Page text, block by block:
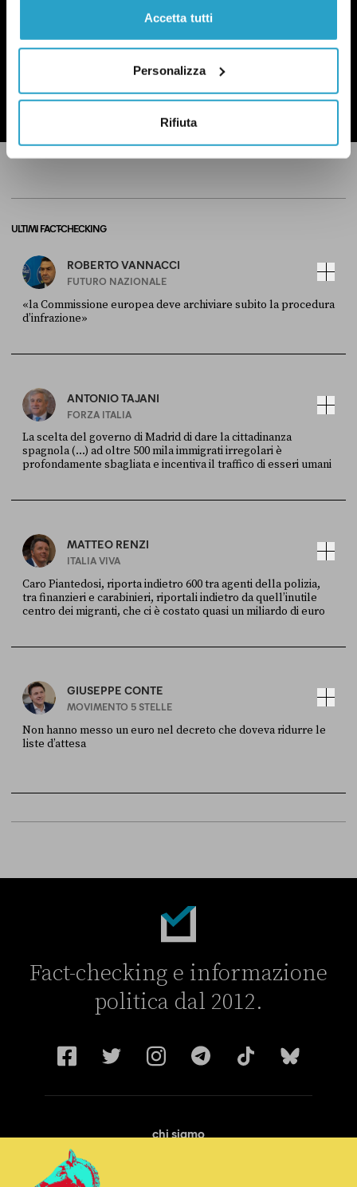
Accetta tutti
Personalizza
Rifiuta
ISCRIVITI
ULTIMI FACT-CHECKING
ROBERTO VANNACCI
FUTURO NAZIONALE
«la Commissione europea deve archiviare subito la procedura
d’infrazione»
ANTONIO TAJANI
FORZA ITALIA
La scelta del governo di Madrid di dare la cittadinanza
spagnola (...) ad oltre 500 mila immigrati irregolari è
profondamente sbagliata e incentiva il traffico di esseri umani
MATTEO RENZI
ITALIA VIVA
Caro Piantedosi, riporta indietro 600 tra agenti della polizia,
tra finanzieri e carabinieri, riportali indietro da quell’inutile
centro dei migranti, che ci è costato quasi un miliardo di euro
GIUSEPPE CONTE
MOVIMENTO 5 STELLE
Non hanno messo un euro nel decreto che doveva ridurre le
liste d’attesa
Fact-checking e informazione
politica dal 2012.
chi siamo